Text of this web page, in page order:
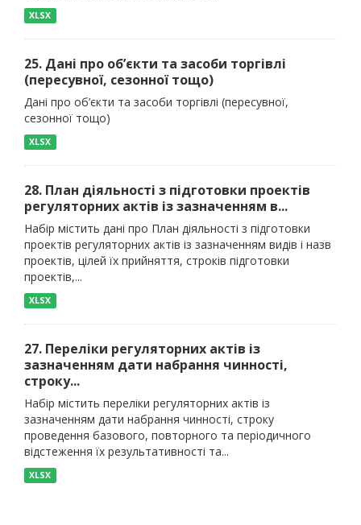
XLSX
25. Дані про об’єкти та засоби торгівлі
(пересувної, сезонної тощо)
Дані про об’єкти та засоби торгівлі (пересувної,
сезонної тощо)
XLSX
28. План діяльності з підготовки проектів
регуляторних актів із зазначенням в...
Набір містить дані про План діяльності з підготовки
проектів регуляторних актів із зазначенням видів і назв
проектів, цілей їх прийняття, строків підготовки
проектів,...
XLSX
27. Переліки регуляторних актів із
зазначенням дати набрання чинності,
строку...
Набір містить переліки регуляторних актів із
зазначенням дати набрання чинності, строку
проведення базового, повторного та періодичного
відстеження їх результативності та...
XLSX